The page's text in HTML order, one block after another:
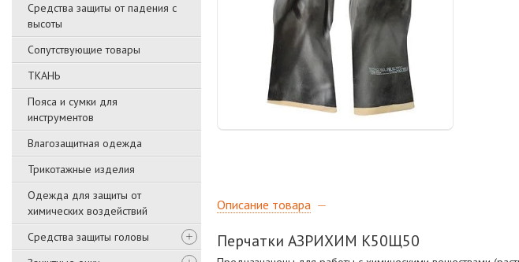
Средства защиты от падения с
высоты
Сопутствующие товары
ТКАНЬ
Пояса и сумки для
инструментов
Влагозащитная одежда
Трикотажные изделия
Одежда для защиты от
химических воздействий
Средства защиты головы
Описание товара
Перчатки АЗРИХИМ К50Щ50